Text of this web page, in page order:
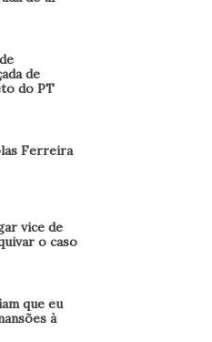
de
do PT
Ferreira
vice de
o caso
que eu
à